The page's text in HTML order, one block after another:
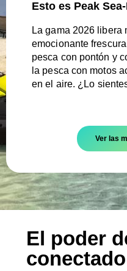
Esto es Peak
La gama 2026 libera
emocionante
pesca con pontón y
la pesca con motos
en el aire. ¿Lo
Ver las
El poder
conectado